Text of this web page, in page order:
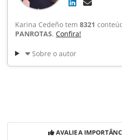
Karina Cedeño tem 8321
PANROTAS. Confira!
Sobre o autor
AVALIE A